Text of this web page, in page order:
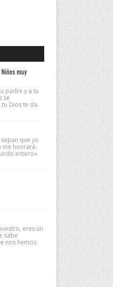
muy
padre y a tu
se
Dios te da.
que yo
honrará.
entero».
eres un
sabe
nos hemos